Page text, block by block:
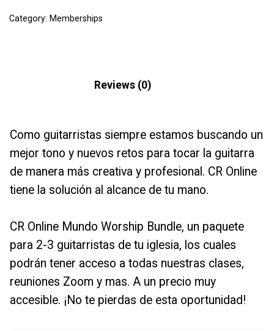
Category: Memberships
Reviews (0)
Como guitarristas siempre estamos buscando un
mejor tono y nuevos retos para tocar la guitarra
de manera más creativa y profesional. CR Online
tiene la solución al alcance de tu mano.
CR Online Mundo Worship Bundle, un paquete
para 2-3 guitarristas de tu iglesia, los cuales
podrán tener acceso a todas nuestras clases,
reuniones Zoom y mas. A un precio muy
accesible. ¡No te pierdas de esta oportunidad!